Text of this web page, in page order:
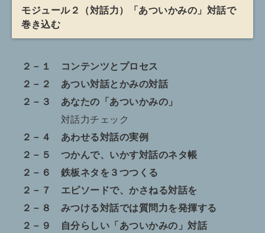
モジュール２（対話力）「あついかみの」対話で
巻き込む
２－１ コンテンツとプロセス
２－２ あつい対話とかみの対話
２－３ あなたの「あついかみの」
対話力チェック
２－４ あわせる対話の実例
２－５ つかんで、いかす対話のネタ帳
２－６ 鉄板ネタを３つつくる
２－７ エピソードで、かさねる対話を
２－８ みつける対話では質問力を発揮する
２－９ 自分らしい「あついかみの」対話